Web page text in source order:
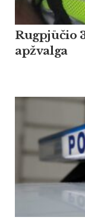
Rugpjūčio
apžvalga